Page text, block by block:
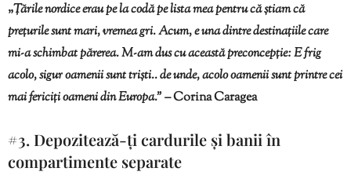
„Țările nordice erau pe la codă pe lista mea pentru că știam că
prețurile sunt mari, vremea gri. Acum, e una dintre destinațiile care
mi-a schimbat părerea. M-am dus cu această preconcepție: E frig
acolo, sigur oamenii sunt triști.. de unde, acolo oamenii sunt printre cei
mai fericiți oameni din Europa.”– Corina Caragea
#3. Depozitează-ți cardurile și banii în
compartimente separate